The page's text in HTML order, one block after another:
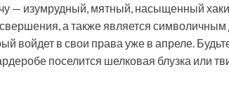
— изумрудный, мятный, насыщенный
а также является
войдет в свои права уже в апреле.
поселится шелковая блузка или